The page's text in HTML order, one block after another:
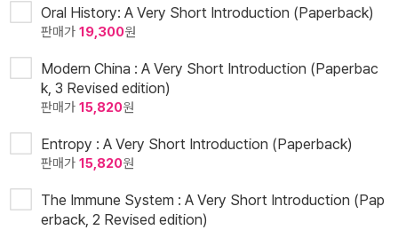
Oral History: A Very Short Introduction (Paperback)
판매가 19,300원
Modern China : A Very Short Introduction (Paperbac
k, 3 Revised edition)
판매가 15,820원
Entropy : A Very Short Introduction (Paperback)
판매가 15,820원
The Immune System : A Very Short Introduction (Pap
erback, 2 Revised edition)